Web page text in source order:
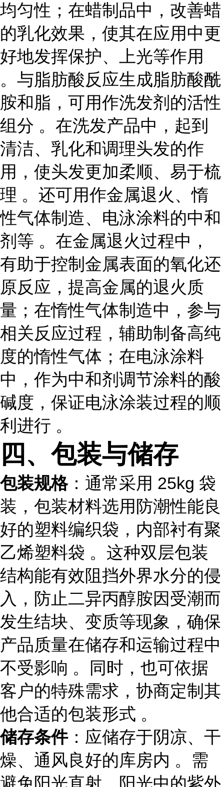
均匀性；在蜡制品中，改善蜡
的乳化效果，使其在应用中更
好地发挥保护、上光等作用
。与脂肪酸反应生成脂肪酸酰
胺和脂，可用作洗发剂的活性
组分 。在洗发产品中，起到
清洁、乳化和调理头发的作
用，使头发更加柔顺、易于梳
理 。还可用作金属退火、惰
性气体制造、电泳涂料的中和
剂等 。在金属退火过程中，
有助于控制金属表面的氧化还
原反应，提高金属的退火质
量；在惰性气体制造中，参与
相关反应过程，辅助制备高纯
度的惰性气体；在电泳涂料
中，作为中和剂调节涂料的酸
碱度，保证电泳涂装过程的顺
利进行 。
四、包装与储存
包装规格：通常采用 25kg 袋
装，包装材料选用防潮性能良
好的塑料编织袋，内部衬有聚
乙烯塑料袋 。这种双层包装
结构能有效阻挡外界水分的侵
入，防止二异丙醇胺因受潮而
发生结块、变质等现象，确保
产品质量在储存和运输过程中
不受影响 。同时，也可依据
客户的特殊需求，协商定制其
他合适的包装形式 。
储存条件：应储存于阴凉、干
燥、通风良好的库房内 。需
避免阳光直射，阳光中的紫外